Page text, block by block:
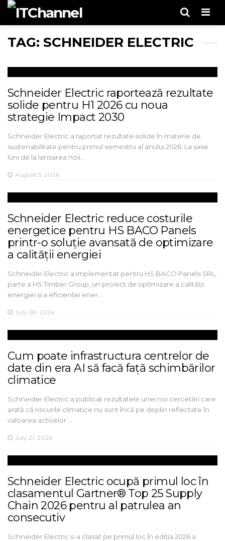
TAG: SCHNEIDER ELECTRIC
Schneider Electric raportează rezultate
solide pentru H1 2026 cu noua
strategie Impact 2030
Schneider Electric a raportat rezultate solide în materie de
sustenabilitate pentru primul semestru al anului 2026. La șase
luni de la lansarea noii…
August 5, 2026
Schneider Electric reduce costurile
energetice pentru HS BACO Panels
printr-o soluție avansată de optimizare
a calității energiei
Schneider Electric a implementat pentru HS BACO Panels SRL,
parte a HS Timber Group, un proiect de optimizare a calității
energiei și a eficienței ener…
July 28, 2026
Cum poate infrastructura centrelor de
date din era AI să facă față schimbărilor
climatice
Schneider Electric a publicat rezultatele unei noi cercetări care
arată că riscurile climatice nu sunt încă pe deplin reflectate în
valoarea activelor …
July 21, 2026
Schneider Electric ocupă primul loc în
clasamentul Gartner® Top 25 Supply
Chain 2026 pentru al patrulea an
consecutiv
Schneider Electric s-a clasat pe primul loc în ediția 2026 a